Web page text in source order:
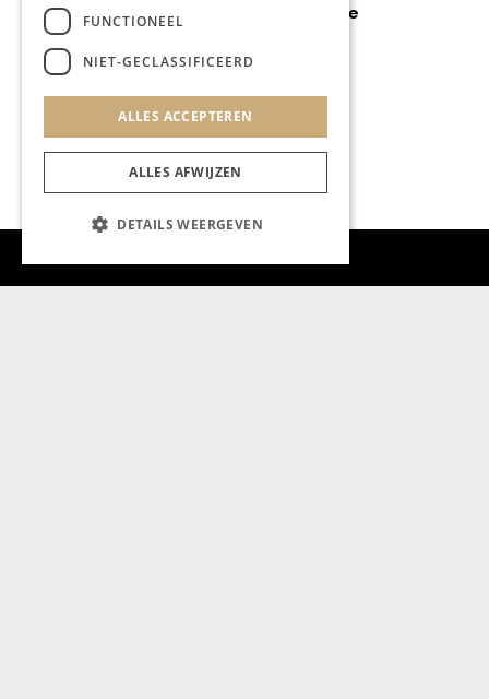
Kop in de Wolke
FUNCTIONEEL
NIET-GECLASSIFICEERD
ALLES ACCEPTEREN
ALLES AFWIJZEN
DETAILS WEERGEVEN